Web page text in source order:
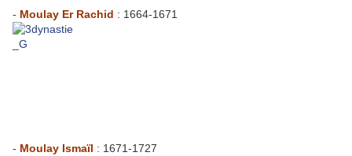
- Moulay Er Rachid : 1664-1671
- Moulay Ismaïl : 1671-1727